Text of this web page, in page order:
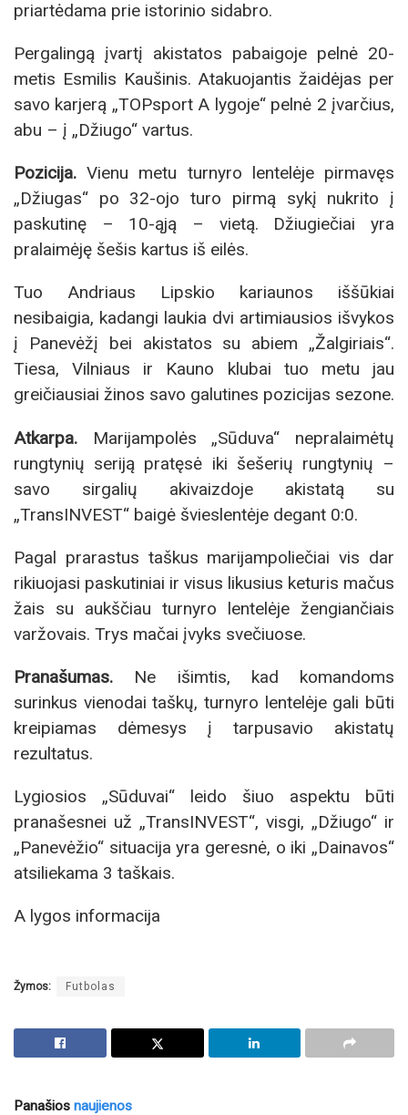
priartėdama prie istorinio sidabro.
Pergalingą įvartį akistatos pabaigoje pelnė 20-
metis Esmilis Kaušinis. Atakuojantis žaidėjas per
savo karjerą „TOPsport A lygoje“ pelnė 2 įvarčius,
abu – į „Džiugo“ vartus.
Pozicija. Vienu metu turnyro lentelėje pirmavęs
„Džiugas“ po 32-ojo turo pirmą sykį nukrito į
paskutinę – 10-ąją – vietą. Džiugiečiai yra
pralaimėję šešis kartus iš eilės.
Tuo Andriaus Lipskio kariaunos iššūkiai
nesibaigia, kadangi laukia dvi artimiausios išvykos
į Panevėžį bei akistatos su abiem „Žalgiriais“.
Tiesa, Vilniaus ir Kauno klubai tuo metu jau
greičiausiai žinos savo galutines pozicijas sezone.
Atkarpa. Marijampolės „Sūduva“ nepralaimėtų
rungtynių seriją pratęsė iki šešerių rungtynių –
savo sirgalių akivaizdoje akistatą su
„TransINVEST“ baigė švieslentėje degant 0:0.
Pagal prarastus taškus marijampoliečiai vis dar
rikiuojasi paskutiniai ir visus likusius keturis mačus
žais su aukščiau turnyro lentelėje žengiančiais
varžovais. Trys mačai įvyks svečiuose.
Pranašumas. Ne išimtis, kad komandoms
surinkus vienodai taškų, turnyro lentelėje gali būti
kreipiamas dėmesys į tarpusavio akistatų
rezultatus.
Lygiosios „Sūduvai“ leido šiuo aspektu būti
pranašesnei už „TransINVEST“, visgi, „Džiugo“ ir
„Panevėžio“ situacija yra geresnė, o iki „Dainavos“
atsiliekama 3 taškais.
A lygos informacija
Žymos: Futbolas
Panašios naujienos